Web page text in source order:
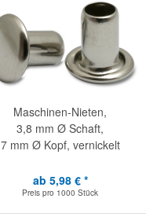
Maschinen-Nieten,
3,8 mm Ø Schaft,
7 mm Ø Kopf, vernickelt
ab 5,98 € *
Preis pro 1000 Stück